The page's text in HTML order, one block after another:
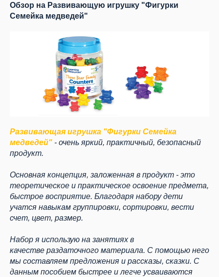
Обзор на Развивающую игрушку "Фигурки
Семейка медведей"
Развивающая игрушка "Фигурки Семейка
медведей" - очень яркий, практичный, безопасный
продукт.
Основная концепция, заложенная в продукт - это
теоретическое и практическое освоение предмета,
быстрое восприятие. Благодаря набору дети
учатся навыкам группировки, сортировки, вести
счет, цвет, размер.
Набор я использую на занятиях в
качестве раздаточного материала. С помощью него
мы составляем предложения и рассказы, сказки. С
данным пособием быстрее и легче усваиваются